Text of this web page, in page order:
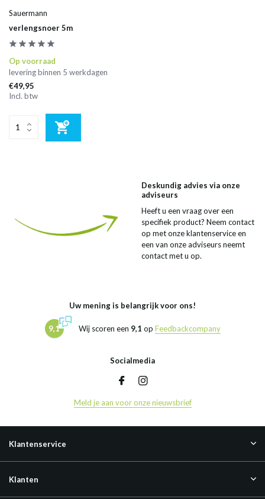
Sauermann
verlengsnoer 5m
Op voorraad
levering binnen 5 werkdagen
€49,95
Incl. btw
Deskundig advies via onze
adviseurs
Heeft u een vraag over een
specifiek product? Neem contact
op met onze klantenservice en
een van onze adviseurs neemt
contact met u op.
Uw mening is belangrijk voor ons!
9,1 Wij scoren een 9,1 op Feedbackcompany
Socialmedia
Meld je aan voor onze nieuwsbrief
Klantenservice
Klanten